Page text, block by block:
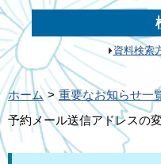
資料検索
ホーム
重要なお知らせ一
予約メール送信アドレスの